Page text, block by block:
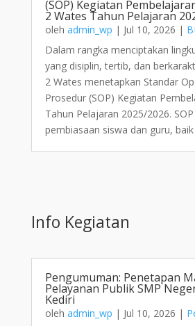
(SOP) Kegiatan
2 Wates Tahun Pelajaran
oleh admin_wp | Jul 10, 2026 |
Dalam rangka menciptakan
yang disiplin, tertib, dan
2 Wates menetapkan Standar
Prosedur (SOP) Kegiatan
Tahun Pelajaran 2025/2026.
pembiasaan siswa dan guru,
Info Kegiatan
Pengumuman: Penetapan
Pelayanan Publik SMP
Kediri
oleh admin_wp | Jul 10, 2026 |